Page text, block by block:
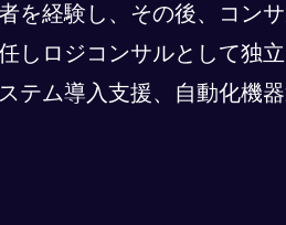
を経験し、その後、コン
しロジコンサルとして独
テム導入支援、自動化機